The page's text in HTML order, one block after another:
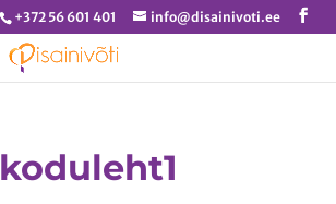
+372 56 601 401 info@disainivoti.ee
koduleht1